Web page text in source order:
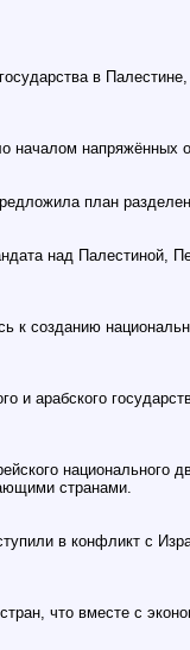
в
началом
план
над Палестиной,
к созданию
арабского
национального
странами.
в конфликт с
что вместе с